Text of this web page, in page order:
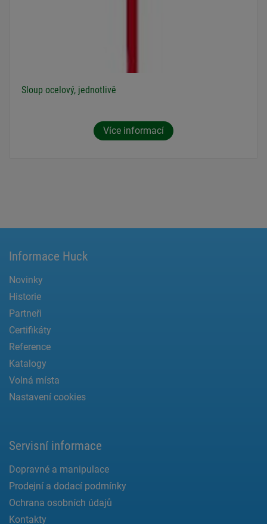
Sloup ocelový, jednotlivě
Více informací
Informace Huck
Novinky
Historie
Partneři
Certifikáty
Reference
Katalogy
Volná místa
Nastavení cookies
Servisní informace
Dopravné a manipulace
Prodejní a dodací podmínky
Ochrana osobních údajů
Kontakty